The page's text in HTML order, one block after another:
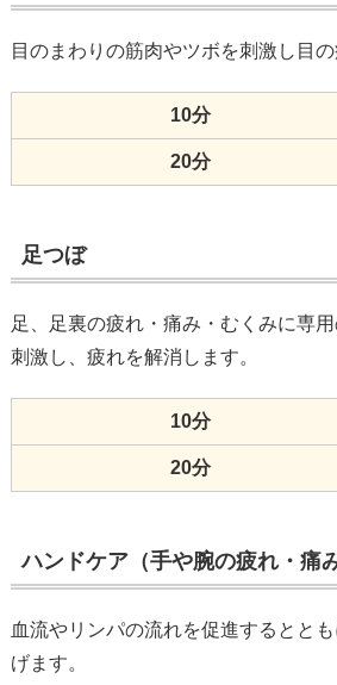
目のまわりの筋肉やツボを刺激し目の
10分
20分
足つぼ
足、足裏の疲れ・痛み・むくみに専
刺激し、疲れを解消します。
10分
20分
ハンドケア（手や腕の疲れ・痛み
血流やリンパの流れを促進するとと
げます。